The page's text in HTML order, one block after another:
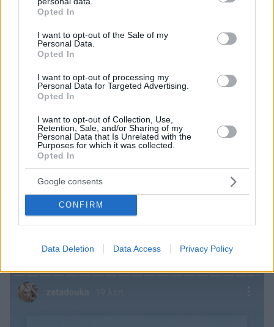
grant or deny consent to Google and its third-party tags to
use your data for below specified purposes in below Google
consent section.
Opted In
I want to opt-out of the Sale of my
Personal Data.
Opted In
I want to opt-out of processing my
Personal Data for Targeted Advertising.
Opted In
I want to opt-out of Collection, Use,
Retention, Sale, and/or Sharing of my
Personal Data that Is Unrelated with the
Purposes for which it was collected.
Opted In
Google consents
CONFIRM
Data Deletion Data Access Privacy Policy